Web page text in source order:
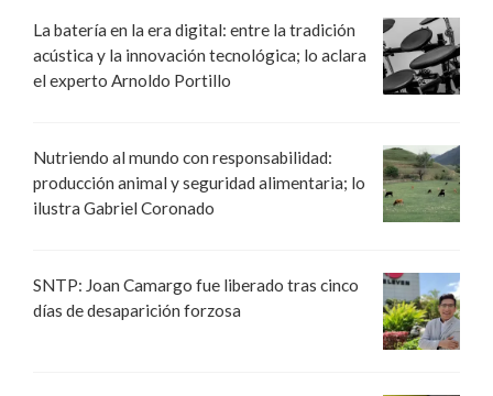
La batería en la era digital: entre la tradición
acústica y la innovación tecnológica; lo aclara
el experto Arnoldo Portillo
Nutriendo al mundo con responsabilidad:
producción animal y seguridad alimentaria; lo
ilustra Gabriel Coronado
SNTP: Joan Camargo fue liberado tras cinco
días de desaparición forzosa